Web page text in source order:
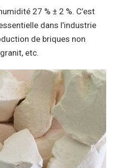
27 % ± 2 %. C’est
dans l’industrie
de briques non
etc.